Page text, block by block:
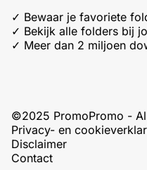
✓ Bewaar je favoriete
✓ Bekijk alle folders bij
✓ Meer dan 2 miljoen
©2025 PromoPromo -
Privacy- en
Disclaimer
Contact